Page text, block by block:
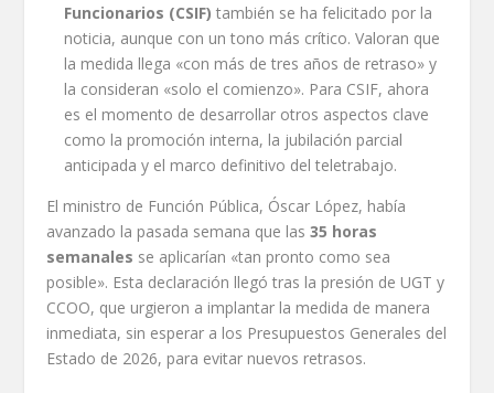
Funcionarios (CSIF) también se ha felicitado por la
noticia, aunque con un tono más crítico. Valoran que
la medida llega «con más de tres años de retraso» y
la consideran «solo el comienzo». Para CSIF, ahora
es el momento de desarrollar otros aspectos clave
como la promoción interna, la jubilación parcial
anticipada y el marco definitivo del teletrabajo.
El ministro de Función Pública, Óscar López, había
avanzado la pasada semana que las35 horas
semanales se aplicarían «tan pronto como sea
posible». Esta declaración llegó tras la presión de UGT y
CCOO, que urgieron a implantar la medida de manera
inmediata, sin esperar a los Presupuestos Generales del
Estado de 2026, para evitar nuevos retrasos.